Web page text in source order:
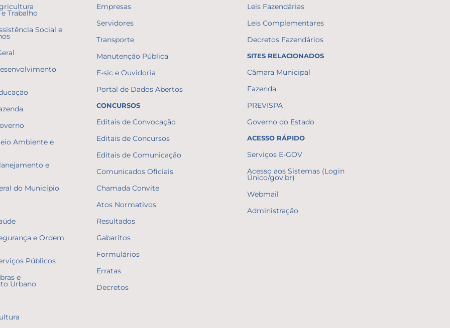
Trabalho
Social e
Ambiente e
e
do Município
e Ordem
Públicos
e
Urbano
Empresas
Servidores
Transporte
Manutenção Pública
E-sic e Ouvidoria
Portal de Dados Abertos
CONCURSOS
Editais de Convocação
Editais de Concursos
Editais de Comunicação
Comunicados Oficiais
Chamada Convite
Atos Normativos
Resultados
Gabaritos
Formulários
Erratas
Decretos
Leis Fazendárias
Leis Complementares
Decretos Fazendários
SITES RELACIONADOS
Câmara Municipal
Fazenda
PREVISPA
Governo do Estado
ACESSO RÁPIDO
Serviços E-GOV
Acesso aos Sistemas (Login
Único/gov.br)
Webmail
Administração